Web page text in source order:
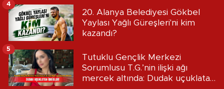
20. Alanya Belediyesi Gökbel
Yaylası Yağlı Güreşleri'ni kim
kazandı?
4
Tutuklu Gençlik Merkezi
Sorumlusu T.G.’nin ilişki ağı
mercek altında: Dudak uçuklatan
5